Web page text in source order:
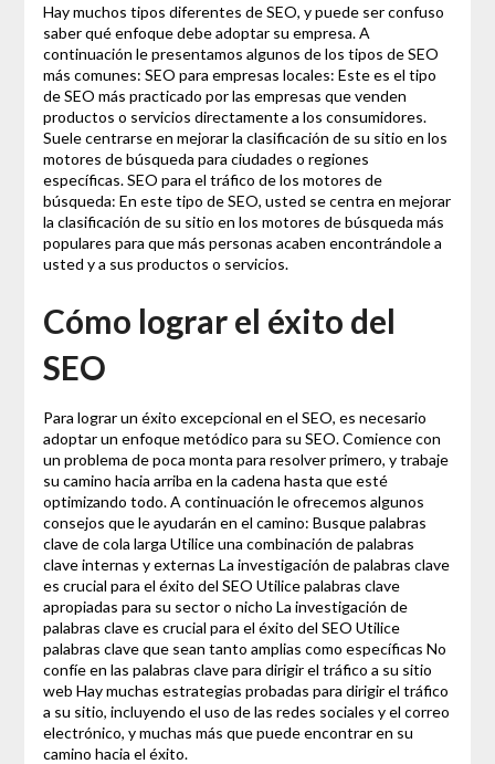
Hay muchos tipos diferentes de SEO, y puede ser confuso
saber qué enfoque debe adoptar su empresa. A
continuación le presentamos algunos de los tipos de SEO
más comunes: SEO para empresas locales: Este es el tipo
de SEO más practicado por las empresas que venden
productos o servicios directamente a los consumidores.
Suele centrarse en mejorar la clasificación de su sitio en los
motores de búsqueda para ciudades o regiones
específicas. SEO para el tráfico de los motores de
búsqueda: En este tipo de SEO, usted se centra en mejorar
la clasificación de su sitio en los motores de búsqueda más
populares para que más personas acaben encontrándole a
usted y a sus productos o servicios.
Cómo lograr el éxito del
SEO
Para lograr un éxito excepcional en el SEO, es necesario
adoptar un enfoque metódico para su SEO. Comience con
un problema de poca monta para resolver primero, y trabaje
su camino hacia arriba en la cadena hasta que esté
optimizando todo. A continuación le ofrecemos algunos
consejos que le ayudarán en el camino: Busque palabras
clave de cola larga Utilice una combinación de palabras
clave internas y externas La investigación de palabras clave
es crucial para el éxito del SEO Utilice palabras clave
apropiadas para su sector o nicho La investigación de
palabras clave es crucial para el éxito del SEO Utilice
palabras clave que sean tanto amplias como específicas No
confíe en las palabras clave para dirigir el tráfico a su sitio
web Hay muchas estrategias probadas para dirigir el tráfico
a su sitio, incluyendo el uso de las redes sociales y el correo
electrónico, y muchas más que puede encontrar en su
camino hacia el éxito.